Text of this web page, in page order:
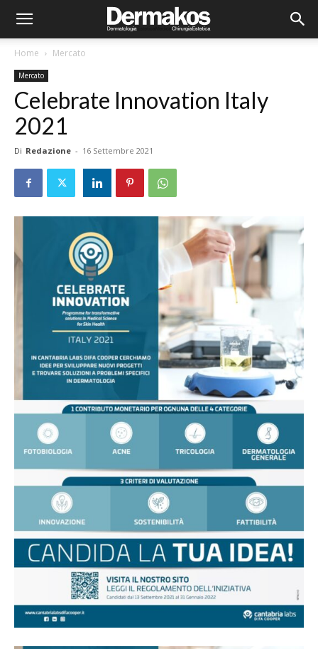
Home Mercato
Mercato
Celebrate Innovation Italy
2021
Di Redazione - 16 Settembre 2021